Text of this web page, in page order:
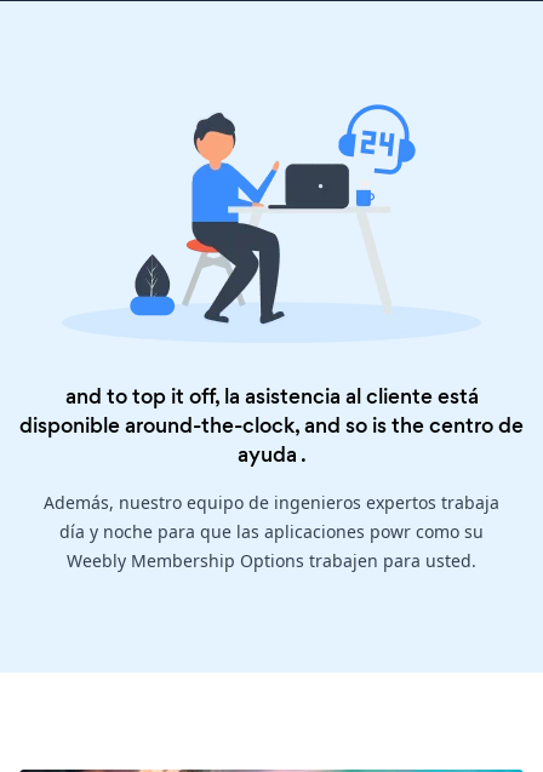
and to top it off, la asistencia al cliente está
disponible around-the-clock, and so is thecentro de
ayuda .
Además, nuestro equipo de ingenieros expertos trabaja
día y noche para que las aplicaciones powr como su
Weebly Membership Options trabajen para usted.